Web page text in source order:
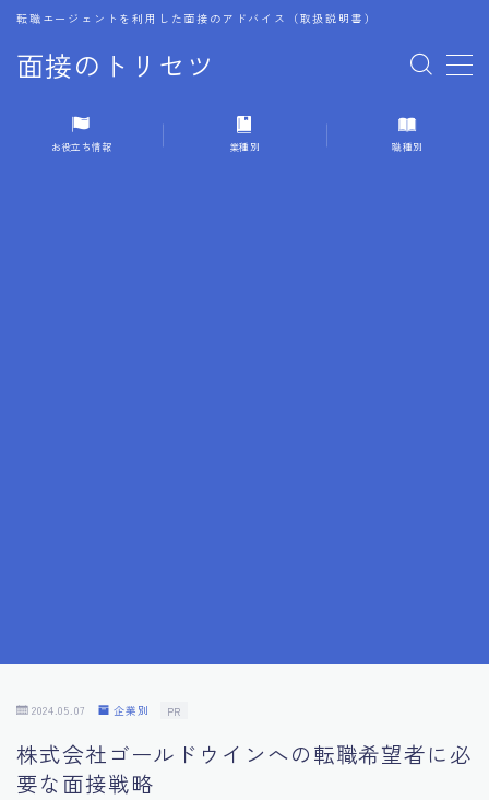
面接のトリセツ
転職エージェントを利用した面接のアドバイス（取扱説明書）
MENU
1.成功する面接戦略
10.フィードバックを活用する方法
11.オンライン面接の成功への鍵
お役立ち情報 業種別 職種別
2024.05.07 企業別 PR
株式会社ゴールドウインへの転職希望者に必
要な面接戦略